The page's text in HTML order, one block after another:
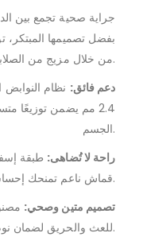
بفضل تصميمها المبتكر،
من خلال مزيج من الصلابة والنعومة.
.دعم فائق: نظام
2.4 مم يضمن توزيعًا
الجسم.
.راحة لا تُضاهى:
قماش ناعم تمنحك إحساسًا فاخرًا يشبه النوم على وسادة مريحة.
.تصميم متين وصحي:
للعث والحريق لضمان نوم آمن ومريح على المدى الطويل.